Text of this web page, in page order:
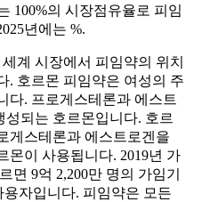
100%의 시장점유율로 피임
년에는 %.
계 시장에서 피임약의 위치
. 호르몬 피임약은 여성의 주
다. 프로게스테론과 에스트
되는 호르몬입니다. 호르
게스테론과 에스트로겐을
몬이 사용됩니다. 2019년 가
면 9억 2,200만 명의 가임기
자입니다. 피임약은 모든